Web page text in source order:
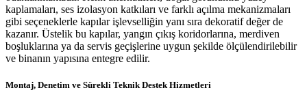
kaplamaları, ses izolasyon katkıları ve farklı açılma mekanizmaları
gibi seçeneklerle kapılar işlevselliğin yanı sıra dekoratif değer de
kazanır. Üstelik bu kapılar, yangın çıkış koridorlarına, merdiven
boşluklarına ya da servis geçişlerine uygun şekilde ölçülendirilebilir
ve binanın yapısına entegre edilir.
Montaj, Denetim ve Sürekli Teknik Destek Hizmetleri